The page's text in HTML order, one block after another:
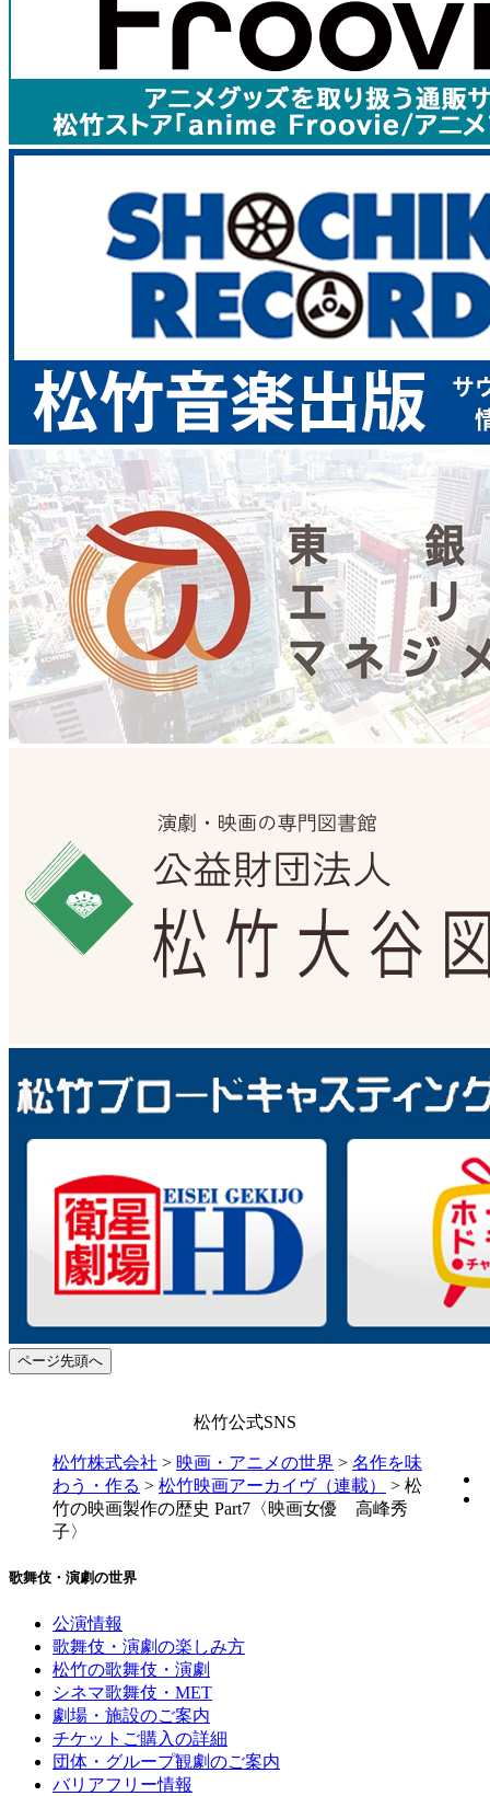
ページ先頭へ
松竹公式SNS
松竹株式会社 > 映画・アニメの世界 > 名作を味
わう・作る > 松竹映画アーカイヴ（連載） > 松
竹の映画製作の歴史 Part7〈映画女優 高峰秀
子〉
歌舞伎・演劇の世界
公演情報
歌舞伎・演劇の楽しみ方
松竹の歌舞伎・演劇
シネマ歌舞伎・MET
劇場・施設のご案内
チケットご購入の詳細
団体・グループ観劇のご案内
バリアフリー情報